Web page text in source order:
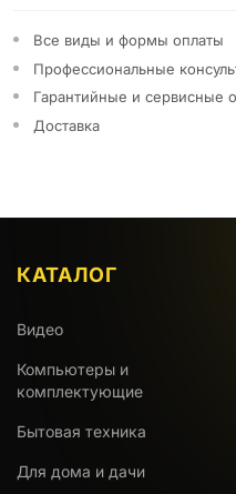
Все виды и формы оплаты
Профессиональные
Гарантийные и сервисные
Доставка
КАТАЛОГ
Видео
Компьютеры и
комплектующие
Бытовая техника
Для дома и дачи